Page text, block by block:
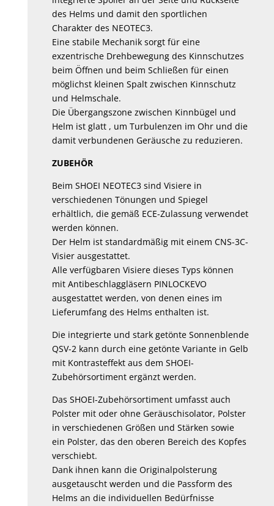
des Helms und damit den sportlichen
Charakter des NEOTEC3.
Eine stabile Mechanik sorgt für eine
exzentrische Drehbewegung des Kinnschutzes
beim Öffnen und beim Schließen für einen
möglichst kleinen Spalt zwischen Kinnschutz
und Helmschale.
Die Übergangszone zwischen Kinnbügel und
Helm ist glatt , um Turbulenzen im Ohr und die
damit verbundenen Geräusche zu reduzieren.
ZUBEHÖR
Beim SHOEI NEOTEC3 sind Visiere in
verschiedenen Tönungen und Spiegel
erhältlich, die gemäß ECE-Zulassung verwendet
werden können.
Der Helm ist standardmäßig mit einem CNS-3C-
Visier ausgestattet.
Alle verfügbaren Visiere dieses Typs können
mit Antibeschlaggläsern PINLOCKEVO
ausgestattet werden, von denen eines im
Lieferumfang des Helms enthalten ist.
Die integrierte und stark getönte Sonnenblende
QSV-2 kann durch eine getönte Variante in Gelb
mit Kontrasteffekt aus dem SHOEI-
Zubehörsortiment ergänzt werden.
Das SHOEI-Zubehörsortiment umfasst auch
Polster mit oder ohne Geräuschisolator, Polster
in verschiedenen Größen und Stärken sowie
ein Polster, das den oberen Bereich des Kopfes
verschiebt.
Dank ihnen kann die Originalpolsterung
ausgetauscht werden und die Passform des
Helms an die individuellen Bedürfnisse